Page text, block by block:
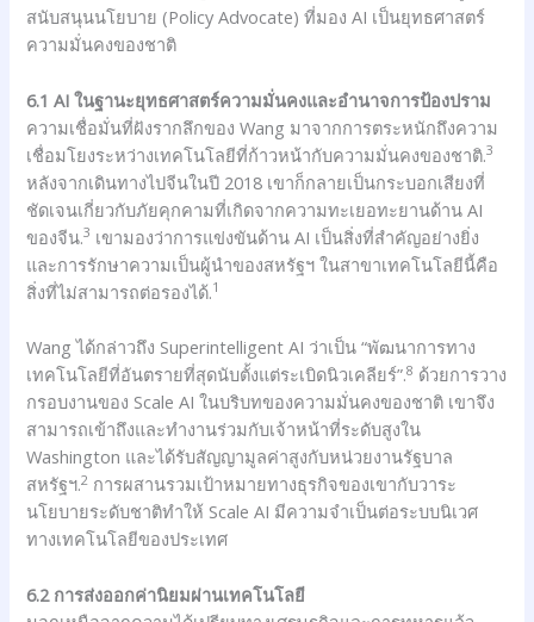
สนับสนุนนโยบาย (Policy Advocate) ที่มอง AI เป็นยุทธศาสตร์
ความมั่นคงของชาติ
6.1 AI ในฐานะยุทธศาสตร์ความมั่นคงและอำนาจการป้องปราม
ความเชื่อมั่นที่ฝังรากลึกของ Wang มาจากการตระหนักถึงความ
เชื่อมโยงระหว่างเทคโนโลยีที่ก้าวหน้ากับความมั่นคงของชาติ.3
หลังจากเดินทางไปจีนในปี 2018 เขาก็กลายเป็นกระบอกเสียงที่
ชัดเจนเกี่ยวกับภัยคุกคามที่เกิดจากความทะเยอทะยานด้าน AI
ของจีน.3 เขามองว่าการแข่งขันด้าน AI เป็นสิ่งที่สำคัญอย่างยิ่ง
และการรักษาความเป็นผู้นำของสหรัฐฯ ในสาขาเทคโนโลยีนี้คือ
สิ่งที่ไม่สามารถต่อรองได้.1
Wang ได้กล่าวถึง Superintelligent AI ว่าเป็น “พัฒนาการทาง
เทคโนโลยีที่อันตรายที่สุดนับตั้งแต่ระเบิดนิวเคลียร์”.8 ด้วยการวาง
กรอบงานของ Scale AI ในบริบทของความมั่นคงของชาติ เขาจึง
สามารถเข้าถึงและทำงานร่วมกับเจ้าหน้าที่ระดับสูงใน
Washington และได้รับสัญญามูลค่าสูงกับหน่วยงานรัฐบาล
สหรัฐฯ.2 การผสานรวมเป้าหมายทางธุรกิจของเขากับวาระ
นโยบายระดับชาติทำให้ Scale AI มีความจำเป็นต่อระบบนิเวศ
ทางเทคโนโลยีของประเทศ
6.2 การส่งออกค่านิยมผ่านเทคโนโลยี